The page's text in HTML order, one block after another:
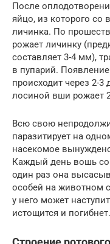
После
яйцо, из которого со
личинка. По
рожает личинку
составляет 3-4 мм),
в пупарий.
происходит через 2-
лосиной вши рожает
Всю свою
паразитирует на
насекомое
Каждый день вошь
один раз она
особей на животном
у него может
истощится и погибнет.